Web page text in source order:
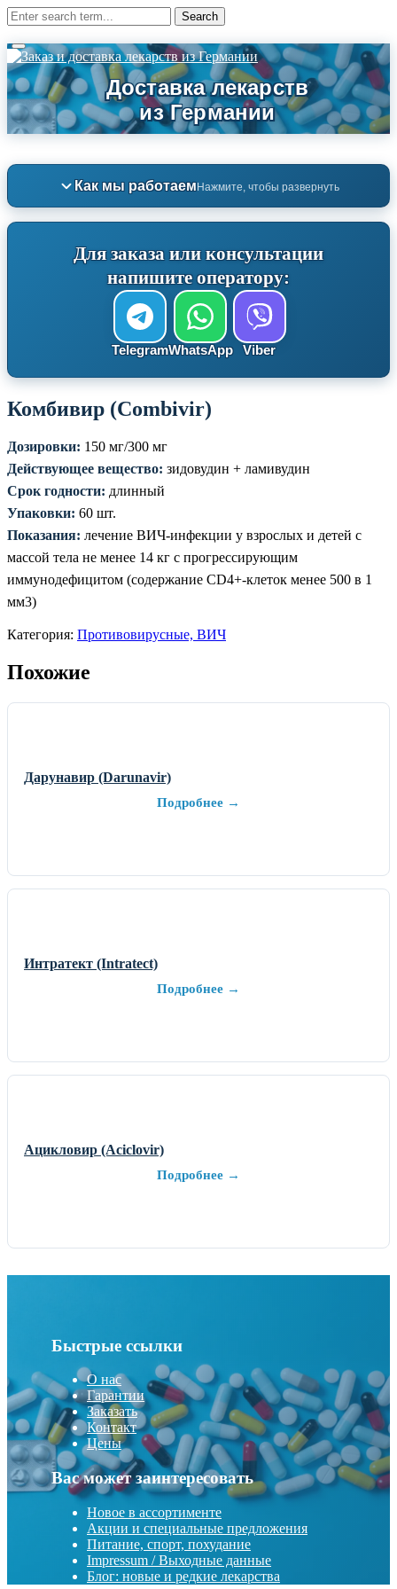
Как мы работаемНажмите, чтобы развернуть
Для заказа или консультации
напишите оператору:
TelegramWhatsApp Viber
Комбивир (Combivir)
Дозировки: 150 мг/300 мг
Действующее вещество: зидовудин + ламивудин
Срок годности: длинный
Упаковки: 60 шт.
Показания: лечение ВИЧ-инфекции у взрослых и детей с
массой тела не менее 14 кг с прогрессирующим
иммунодефицитом (содержание СD4+-клеток менее 500 в 1
мм3)
Категория: Противовирусные, ВИЧ
Похожие
Дарунавир (Darunavir)
Подробнее →
Интратект (Intratect)
Подробнее →
Ацикловир (Aciclovir)
Подробнее →
Быстрые ссылки
О нас
Гарантии
Заказать
Контакт
Цены
Вас может заинтересовать
Новое в ассортименте
Акции и специальные предложения
Питание, спорт, похудание
Impressum / Выходные данные
Блог: новые и редкие лекарства